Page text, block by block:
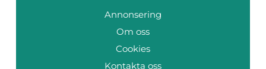
Annonsering
Om oss
Cookies
Kontakta oss